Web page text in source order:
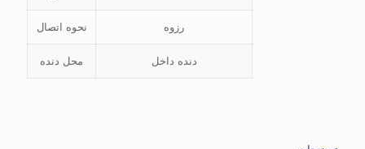
رزوه نحوه اتصال
دنده داخل محل دنده